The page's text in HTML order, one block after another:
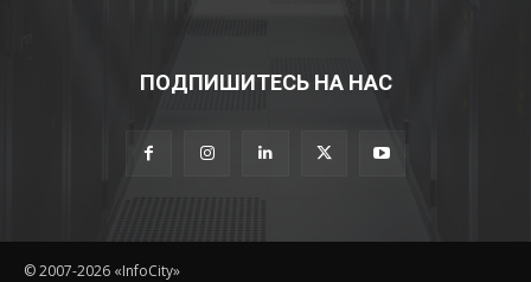
ПОДПИШИТЕСЬ НА НАС
© 2007-2026 «InfoCity»